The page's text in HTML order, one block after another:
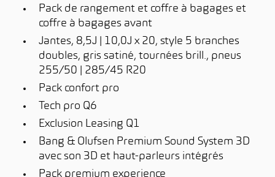
Pack de rangement et coffre à bagages et
coffre à bagages avant
Jantes, 8,5J | 10,0J x 20, style 5 branches
doubles, gris satiné, tournées brill., pneus
255/50 | 285/45 R20
Pack confort pro
Tech pro Q6
Exclusion Leasing Q1
Bang & Olufsen Premium Sound System 3D
avec son 3D et haut-parleurs intégrés
Pack premium experience